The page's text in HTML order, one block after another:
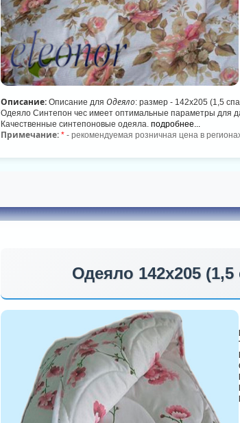
Описание: Описание для Одеяло: размер - 142х205 (1,5
Одеяло Синтепон чес имеет оптимальные параметры для
Качественные синтепоновые одеяла. подробнее...
Примечание: * - рекомендуемая розничная цена в
Одеяло 142х205